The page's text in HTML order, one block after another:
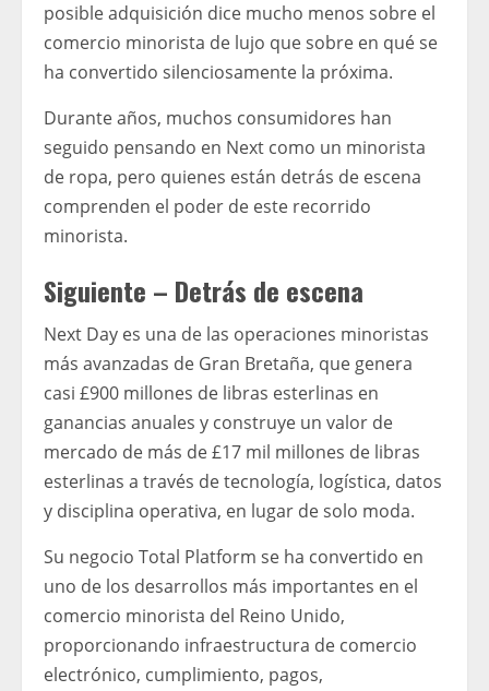
posible adquisición dice mucho menos sobre el
comercio minorista de lujo que sobre en qué se
ha convertido silenciosamente la próxima.
Durante años, muchos consumidores han
seguido pensando en Next como un minorista
de ropa, pero quienes están detrás de escena
comprenden el poder de este recorrido
minorista.
Siguiente – Detrás de escena
Next Day es una de las operaciones minoristas
más avanzadas de Gran Bretaña, que genera
casi £900 millones de libras esterlinas en
ganancias anuales y construye un valor de
mercado de más de £17 mil millones de libras
esterlinas a través de tecnología, logística, datos
y disciplina operativa, en lugar de solo moda.
Su negocio Total Platform se ha convertido en
uno de los desarrollos más importantes en el
comercio minorista del Reino Unido,
proporcionando infraestructura de comercio
electrónico, cumplimiento, pagos,